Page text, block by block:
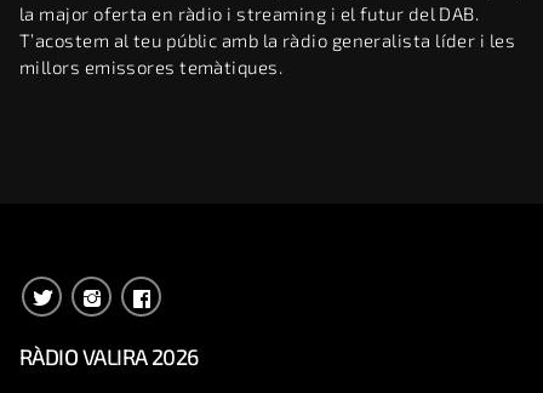
la major oferta en ràdio i streaming i el futur del DAB.
T’acostem al teu públic amb la ràdio generalista líder i les
millors emissores temàtiques.
RÀDIO VALIRA 2026